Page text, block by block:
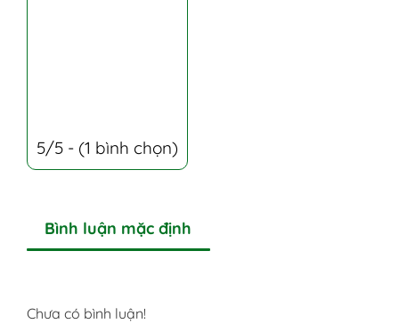
5/5 - (1 bình chọn)
Bình luận mặc định
Chưa có bình luận!